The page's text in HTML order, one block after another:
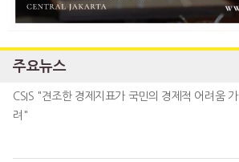
주요뉴스
CSIS "견조한 경제지표가 국민의 경제적 어려움 가
려"